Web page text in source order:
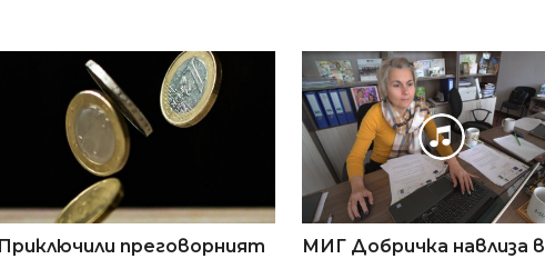
Приключили преговорният
МИГ Добричка навлиза в